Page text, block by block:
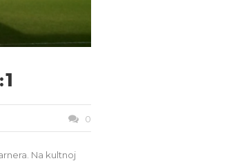
0
Na kultnoj